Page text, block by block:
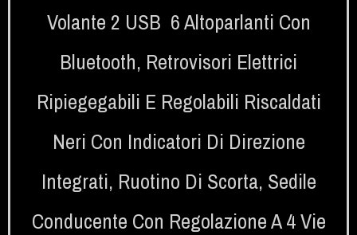
Volante 2 USB 6 Altoparlanti Con
Bluetooth, Retrovisori Elettrici
Ripiegegabili E Regolabili Riscaldati
Neri Con Indicatori Di Direzione
Integrati, Ruotino Di Scorta, Sedile
Conducente Con Regolazione A 4 Vie